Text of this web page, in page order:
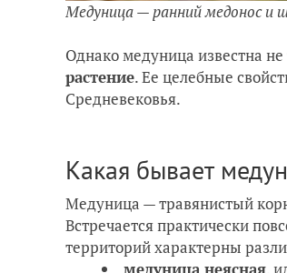
Медуница — ранний медонос и
Однако медуница известна не
растение. Ее целебные
Средневековья.
Какая бывает
Медуница — травянистый
Встречается практически
территорий характерны